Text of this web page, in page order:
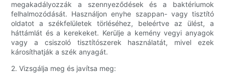
megakadályozzák a szennyeződések és a baktériumok
felhalmozódását. Használjon enyhe szappan- vagy tisztító
oldatot a székfelületek törléséhez, beleértve az ülést, a
háttámlát és a kerekeket. Kerülje a kemény vegyi anyagok
vagy a csiszoló tisztítószerek használatát, mivel ezek
károsíthatják a szék anyagát.
2. Vizsgálja meg és javítsa meg: